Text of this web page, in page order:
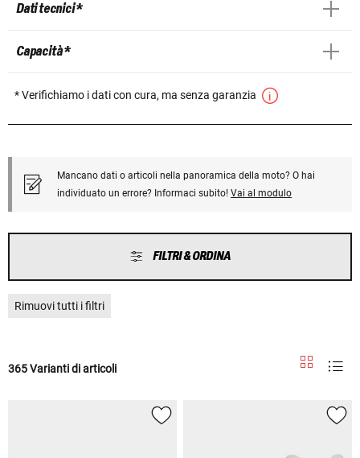
Dati tecnici *
Capacità *
* Verifichiamo i dati con cura, ma senza garanzia
Mancano dati o articoli nella panoramica della moto? O hai
individuato un errore? Informaci subito! Vai al modulo
FILTRI & ORDINA
Rimuovi tutti i filtri
365 Varianti di articoli